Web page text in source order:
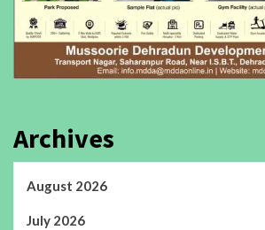
Archives
August 2026
July 2026